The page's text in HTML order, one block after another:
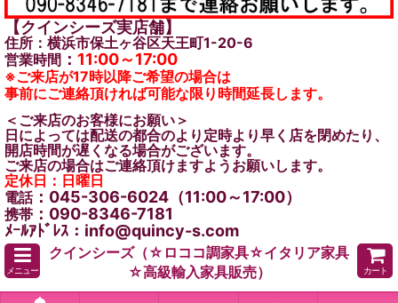
【クインシーズ実店舗】
住所：横浜市保土ヶ谷区天王町1-20-6
営業時間 ： 11:00～17:00
※ご来店が17時以降ご希望の場合は
事前にご連絡頂ければ可能な限り時間延長します。
＜ご来店のお客様にお願い＞
日によっては配送の都合のより定時より早く店を閉めたり、
開店時間が遅くなる場合がございます。
ご来店の場合はご連絡頂けますようお願いします。
定休日：日曜日
電話：045-306-6024（11:00～17:00）
携帯 ：090-8346-7181
ﾒｰﾙｱﾄﾞﾚｽ：info@quincy-s.com
メニュー
クインシーズ（☆ロココ調家具☆イタリア家具
☆高級輸入家具販売）
カート